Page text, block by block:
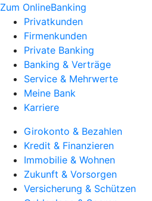
Zum OnlineBanking
Privatkunden
Firmenkunden
Private Banking
Banking & Verträge
Service & Mehrwerte
Meine Bank
Karriere
Girokonto & Bezahlen
Kredit & Finanzieren
Immobilie & Wohnen
Zukunft & Vorsorgen
Versicherung & Schützen